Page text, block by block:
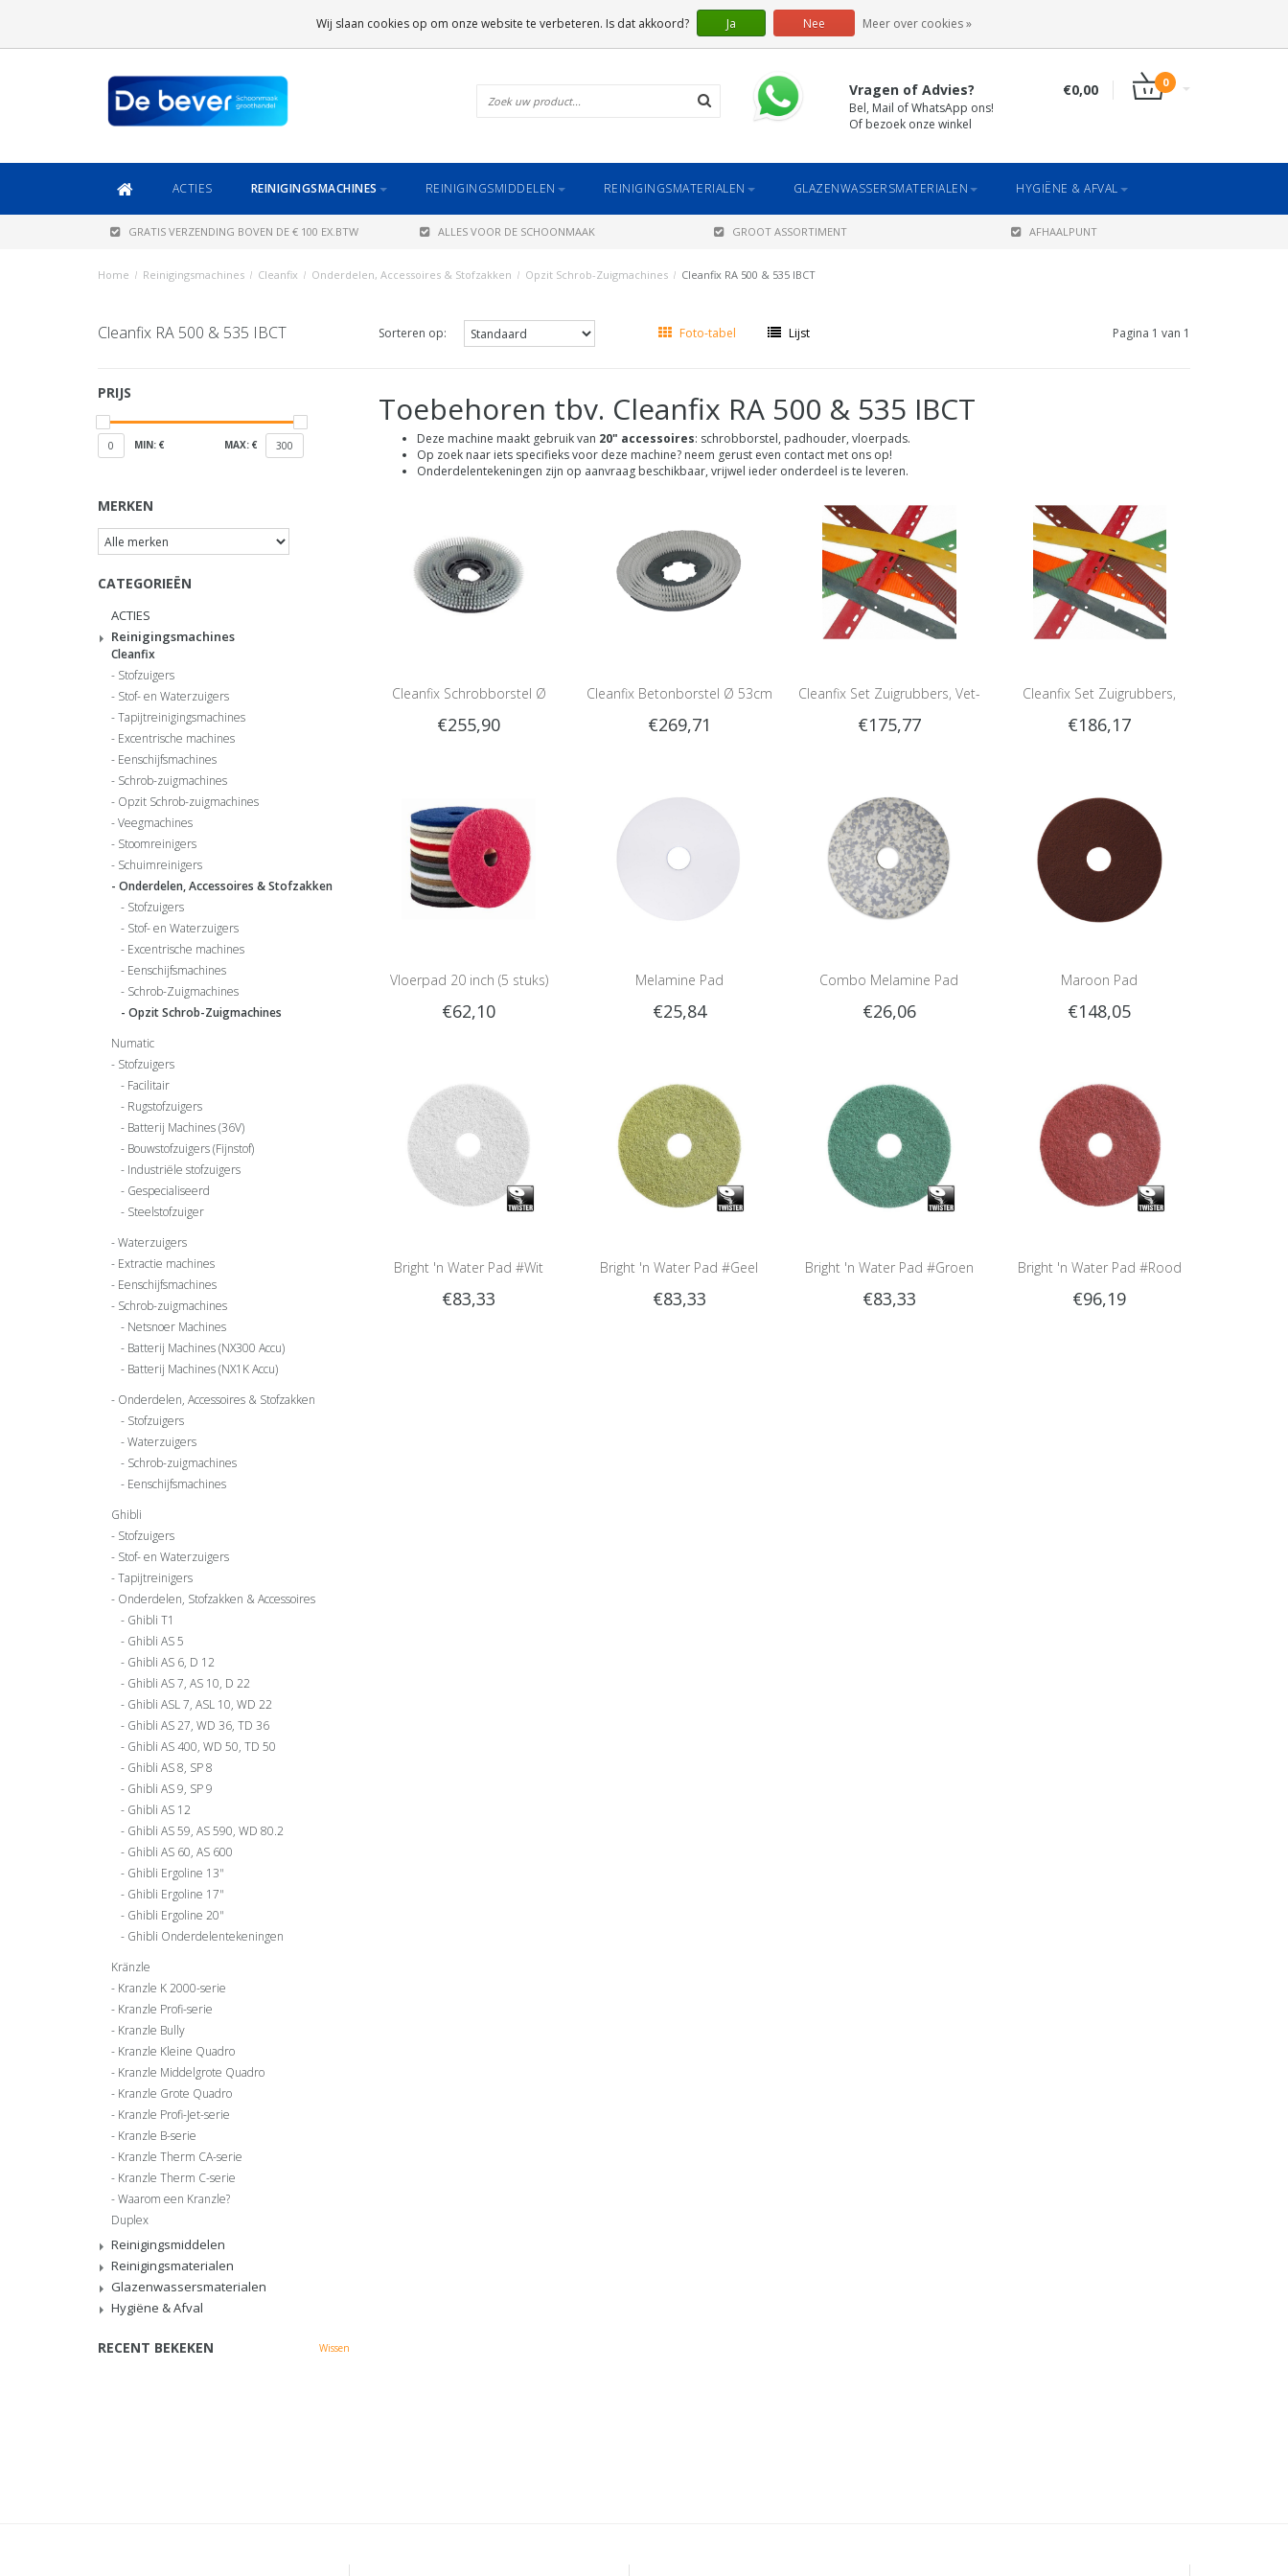
Vragen of Advies?
Bel, Mail of WhatsApp ons!
Of bezoek onze winkel
€0,00 0
ACTIES REINIGINGSMACHINES REINIGINGSMIDDELEN REINIGINGSMATERIALEN GLAZENWASSERSMATERIALEN HYGIËNE & AFVAL
GRATIS VERZENDING BOVEN DE € 100 EX.BTW ALLES VOOR DE SCHOONMAAK GROOT ASSORTIMENT AFHAALPUNT
Home / Reinigingsmachines / Cleanfix / Onderdelen, Accessoires & Stofzakken / Opzit Schrob-Zuigmachines / Cleanfix RA 500 & 535 IBCT
Cleanfix RA 500 & 535 IBCT Sorteren op: Foto-tabel Lijst Pagina 1 van 1
PRIJS
0 MIN: € MAX: € 300
MERKEN
CATEGORIEËN
ACTIES
Reinigingsmachines
Cleanfix
Stofzuigers
Stof- en Waterzuigers
Tapijtreinigingsmachines
Excentrische machines
Eenschijfsmachines
Schrob-zuigmachines
Opzit Schrob-zuigmachines
Veegmachines
Stoomreinigers
Schuimreinigers
Onderdelen, Accessoires & Stofzakken
Stofzuigers
Stof- en Waterzuigers
Excentrische machines
Eenschijfsmachines
Schrob-Zuigmachines
Opzit Schrob-Zuigmachines
Numatic
Stofzuigers
Facilitair
Rugstofzuigers
Batterij Machines (36V)
Bouwstofzuigers (Fijnstof)
Industriële stofzuigers
Gespecialiseerd
Steelstofzuiger
Waterzuigers
Extractie machines
Eenschijfsmachines
Schrob-zuigmachines
Netsnoer Machines
Batterij Machines (NX300 Accu)
Batterij Machines (NX1K Accu)
Onderdelen, Accessoires & Stofzakken
Stofzuigers
Waterzuigers
Schrob-zuigmachines
Eenschijfsmachines
Ghibli
Stofzuigers
Stof- en Waterzuigers
Tapijtreinigers
Onderdelen, Stofzakken & Accessoires
Ghibli T1
Ghibli AS 5
Ghibli AS 6, D 12
Ghibli AS 7, AS 10, D 22
Ghibli ASL 7, ASL 10, WD 22
Ghibli AS 27, WD 36, TD 36
Ghibli AS 400, WD 50, TD 50
Ghibli AS 8, SP 8
Ghibli AS 9, SP 9
Ghibli AS 12
Ghibli AS 59, AS 590, WD 80.2
Ghibli AS 60, AS 600
Ghibli Ergoline 13"
Ghibli Ergoline 17"
Ghibli Ergoline 20"
Ghibli Onderdelentekeningen
Kränzle
Kranzle K 2000-serie
Kranzle Profi-serie
Kranzle Bully
Kranzle Kleine Quadro
Kranzle Middelgrote Quadro
Kranzle Grote Quadro
Kranzle Profi-Jet-serie
Kranzle B-serie
Kranzle Therm CA-serie
Kranzle Therm C-serie
Waarom een Kranzle?
Duplex
Reinigingsmiddelen
Reinigingsmaterialen
Glazenwassersmaterialen
Hygiëne & Afval
RECENT BEKEKEN Wissen
Toebehoren tbv. Cleanfix RA 500 & 535 IBCT
Deze machine maakt gebruik van 20" accessoires: schrobborstel, padhouder, vloerpads.
Op zoek naar iets specifieks voor deze machine? neem gerust even contact met ons op!
Onderdelentekeningen zijn op aanvraag beschikbaar, vrijwel ieder onderdeel is te leveren.
Cleanfix Schrobborstel Ø
53cm
€255,90
Cleanfix Betonborstel Ø 53cm
€269,71
Cleanfix Set Zuigrubbers, Vet-
Oliebestendig
€175,77
Cleanfix Set Zuigrubbers,
Linatex
€186,17
Vloerpad 20 inch (5 stuks)
€62,10
Melamine Pad
€25,84
Combo Melamine Pad
€26,06
Maroon Pad
€148,05
Bright 'n Water Pad #Wit
€83,33
Bright 'n Water Pad #Geel
€83,33
Bright 'n Water Pad #Groen
€83,33
Bright 'n Water Pad #Rood
€96,19
Wij slaan cookies op om onze website te verbeteren. Is dat akkoord? Ja Nee Meer over cookies »